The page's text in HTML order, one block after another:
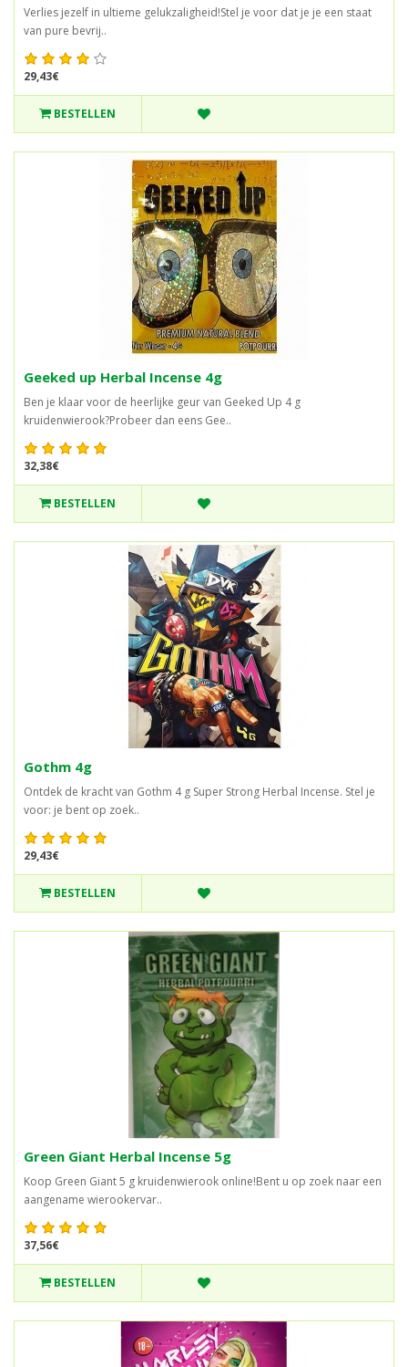
Verlies jezelf in ultieme gelukzaligheid!Stel je voor dat je je een staat
van pure bevrij..
29,43€
BESTELLEN
Geeked up Herbal Incense 4g
Ben je klaar voor de heerlijke geur van Geeked Up 4 g
kruidenwierook?Probeer dan eens Gee..
32,38€
BESTELLEN
Gothm 4g
Ontdek de kracht van Gothm 4 g Super Strong Herbal Incense. Stel je
voor: je bent op zoek..
29,43€
BESTELLEN
Green Giant Herbal Incense 5g
Koop Green Giant 5 g kruidenwierook online!Bent u op zoek naar een
aangename wierookervar..
37,56€
BESTELLEN